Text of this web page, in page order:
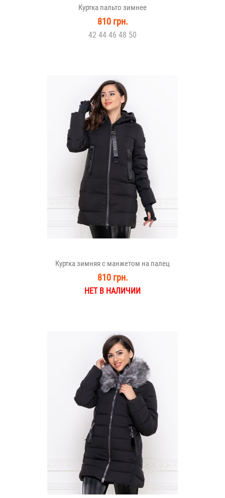
Куртка пальто зимнее
810 грн.
42 44 46 48 50
Куртка зимняя с манжетом на палец
810 грн.
НЕТ В НАЛИЧИИ